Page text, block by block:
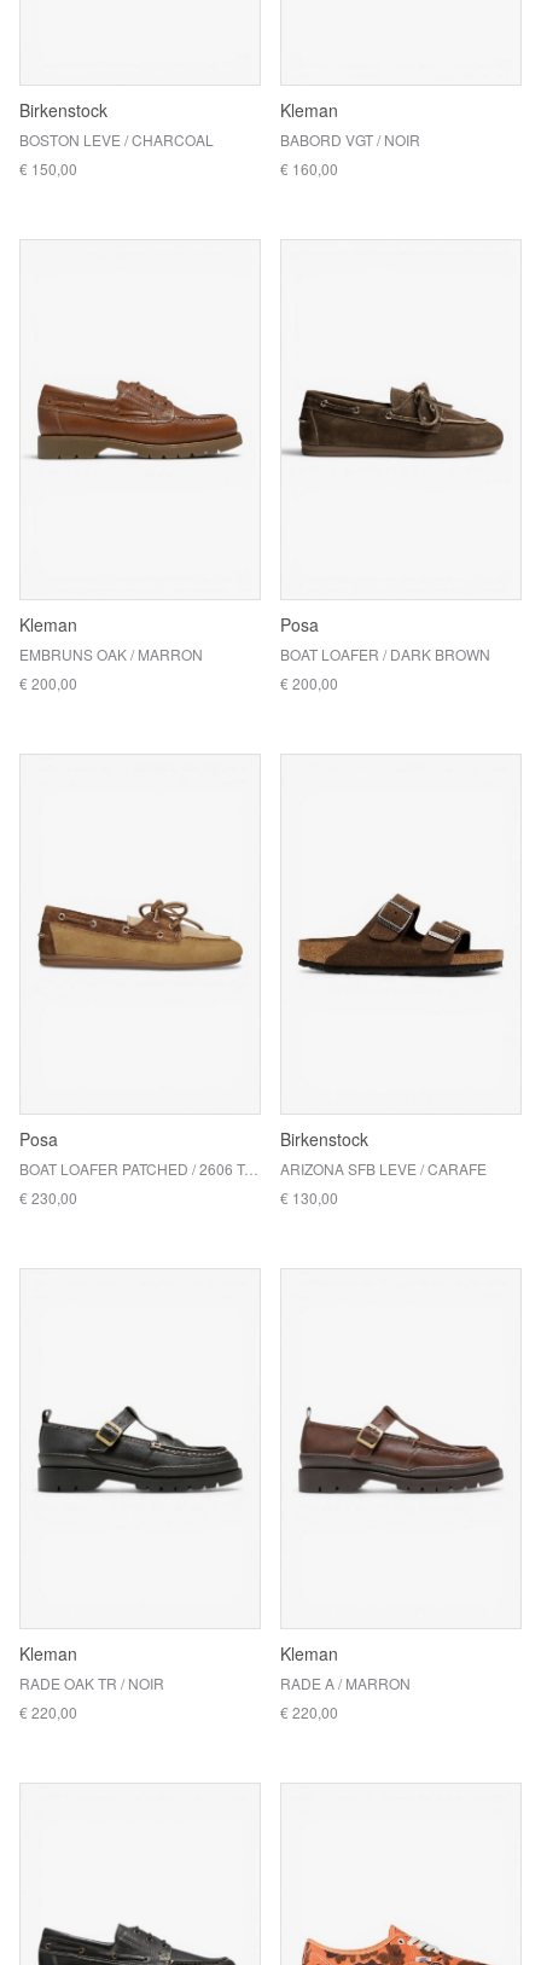
Birkenstock
BOSTON LEVE / CHARCOAL
€ 150,00
Kleman
BABORD VGT / NOIR
€ 160,00
Kleman
EMBRUNS OAK / MARRON
€ 200,00
Posa
BOAT LOAFER / DARK BROWN
€ 200,00
Posa
BOAT LOAFER PATCHED / 2606 TAN
€ 230,00
Birkenstock
ARIZONA SFB LEVE / CARAFE
€ 130,00
Kleman
RADE OAK TR / NOIR
€ 220,00
Kleman
RADE A / MARRON
€ 220,00